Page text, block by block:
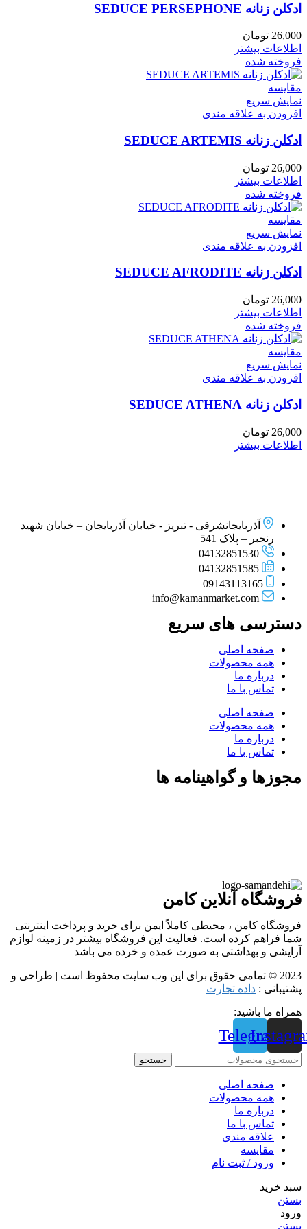
ادکلن زنانه SEDUCE PERSEPHONE
26,000 تومان
اطلاعات بیشتر
فروخته شده
مقايسه
نمایش سریع
افزودن به علاقه مندی
ادکلن زنانه SEDUCE ARTEMIS
26,000 تومان
اطلاعات بیشتر
فروخته شده
مقايسه
نمایش سریع
افزودن به علاقه مندی
ادکلن زنانه SEDUCE AFRODITE
26,000 تومان
اطلاعات بیشتر
فروخته شده
مقايسه
نمایش سریع
افزودن به علاقه مندی
ادکلن زنانه SEDUCE ATHENA
26,000 تومان
اطلاعات بیشتر
آذربایجانشرقی - تبریز - خیابان آذربایجان – خیابان شهید
رنجبر – پلاک 541
04132851530
04132851585
09143113165
info@kamanmarket.com
دسترسی های سریع
صفحه اصلی
همه محصولات
درباره ما
تماس با ما
صفحه اصلی
همه محصولات
درباره ما
تماس با ما
مجوزها و گواهینامه ها
فروشگاه آنلاین کامن
فروشگاه کامن ، محیطی کاملاً ایمن برای خرید و پرداخت اینترنتی
شما فراهم کرده است. فعالیت این فروشگاه بیشتر در زمینه لوازم
آرایشی و بهداشتی به صورت عمده و خرده می باشد
2023 © تمامی حقوق برای این وب سایت محفوظ است | طراحی و
پشتیبانی : داده تجارت
همراه ما باشید:
Telegram
جستجو
صفحه اصلی
همه محصولات
درباره ما
تماس با ما
علاقه مندی
مقايسه
ورود / ثبت نام
سبد خرید
بستن
ورود
بستن